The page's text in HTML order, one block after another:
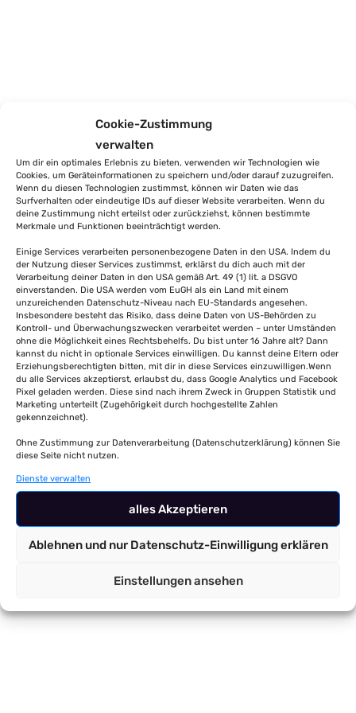
Cookie-Zustimmung
verwalten
Um dir ein optimales Erlebnis zu bieten, verwenden wir Technologien wie
Cookies, um Geräteinformationen zu speichern und/oder darauf zuzugreifen.
Wenn du diesen Technologien zustimmst, können wir Daten wie das
Surfverhalten oder eindeutige IDs auf dieser Website verarbeiten. Wenn du
deine Zustimmung nicht erteilst oder zurückziehst, können bestimmte
Merkmale und Funktionen beeinträchtigt werden.
Einige Services verarbeiten personenbezogene Daten in den USA. Indem du
der Nutzung dieser Services zustimmst, erklärst du dich auch mit der
Verarbeitung deiner Daten in den USA gemäß Art. 49 (1) lit. a DSGVO
einverstanden. Die USA werden vom EuGH als ein Land mit einem
unzureichenden Datenschutz-Niveau nach EU-Standards angesehen.
Insbesondere besteht das Risiko, dass deine Daten von US-Behörden zu
Kontroll- und Überwachungszwecken verarbeitet werden – unter Umständen
ohne die Möglichkeit eines Rechtsbehelfs. Du bist unter 16 Jahre alt? Dann
kannst du nicht in optionale Services einwilligen. Du kannst deine Eltern oder
Erziehungsberechtigten bitten, mit dir in diese Services einzuwilligen.Wenn
du alle Services akzeptierst, erlaubst du, dass Google Analytics und Facebook
Pixel geladen werden. Diese sind nach ihrem Zweck in Gruppen Statistik und
Marketing unterteilt (Zugehörigkeit durch hochgestellte Zahlen
gekennzeichnet).
Ohne Zustimmung zur Datenverarbeitung (Datenschutzerklärung) können Sie
diese Seite nicht nutzen.
Dienste verwalten
alles Akzeptieren
Ablehnen und nur Datenschutz-Einwilligung erklären
Einstellungen ansehen